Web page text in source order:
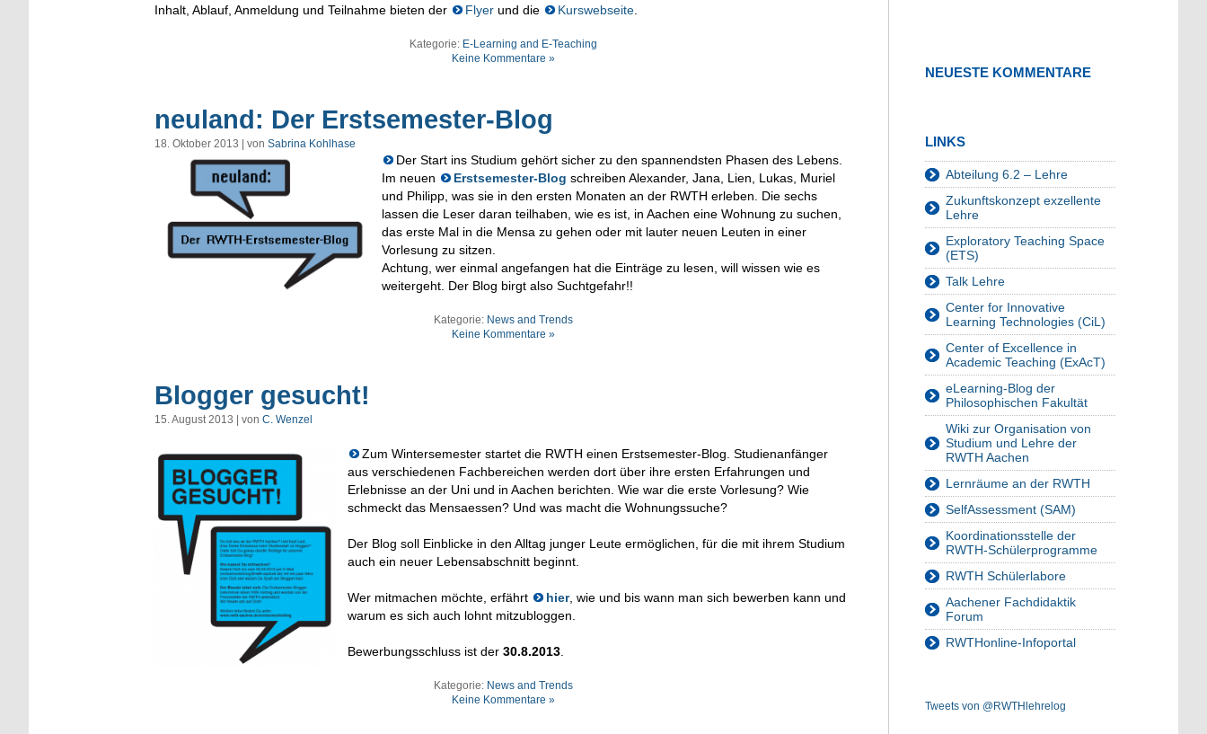
Inhalt, Ablauf, Anmeldung und Teilnahme bieten der
Flyer und die Kurswebseite
Kategorie: E-Learning and E-Teaching
Keine Kommentare »
neuland: Der Erstsemester-Blog
18. Oktober 2013 | von Sabrina Kohlhase
Der Start ins Studium gehört sicher zu den spannendsten Phasen des Lebens.
Im neuen
Erstsemester-Blog schreiben Alexander, Jana, Lien, Lukas, Muriel
und Philipp, was sie in den ersten Monaten an der RWTH erleben. Die sechs
lassen die Leser daran teilhaben, wie es ist, in Aachen eine Wohnung zu suchen,
das erste Mal in die Mensa zu gehen oder mit lauter neuen Leuten in einer
Vorlesung zu sitzen.
Achtung, wer einmal angefangen hat die Einträge zu lesen, will wissen wie es
weitergeht. Der Blog birgt also Suchtgefahr!!
Kategorie: News and Trends
Keine Kommentare »
Blogger gesucht!
15. August 2013 | von C. Wenzel
Zum Wintersemester startet die RWTH einen Erstsemester-Blog. Studienanfänger
aus verschiedenen Fachbereichen werden dort über ihre ersten Erfahrungen und
Erlebnisse an der Uni und in Aachen berichten. Wie war die erste Vorlesung? Wie
schmeckt das Mensaessen? Und was macht die Wohnungssuche?
Der Blog soll Einblicke in den Alltag junger Leute ermöglichen, für die mit ihrem Studium
auch ein neuer Lebensabschnitt beginnt.
Wer mitmachen möchte, erfährt hier, wie und bis wann man sich bewerben kann und
warum es sich auch lohnt mitzubloggen.
Bewerbungsschluss ist der 30.8.2013.
Kategorie: News and Trends
Keine Kommentare »
NEUESTE KOMMENTARE
LINKS
Abteilung 6.2 – Lehre
Zukunftskonzept exzellente
Lehre
Exploratory Teaching Space
(ETS)
Talk Lehre
Center for Innovative
Learning Technologies (CiL)
Center of Excellence in
Academic Teaching (ExAcT)
eLearning-Blog der
Philosophischen Fakultät
Wiki zur Organisation von
Studium und Lehre der
RWTH Aachen
Lernräume an der RWTH
SelfAssessment (SAM)
Koordinationsstelle der
RWTH-Schülerprogramme
RWTH Schülerlabore
Aachener Fachdidaktik
Forum
RWTHonline-Infoportal
Tweets von @RWTHlehrelog